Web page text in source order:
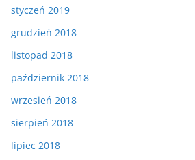
styczeń 2019
grudzień 2018
listopad 2018
październik 2018
wrzesień 2018
sierpień 2018
lipiec 2018